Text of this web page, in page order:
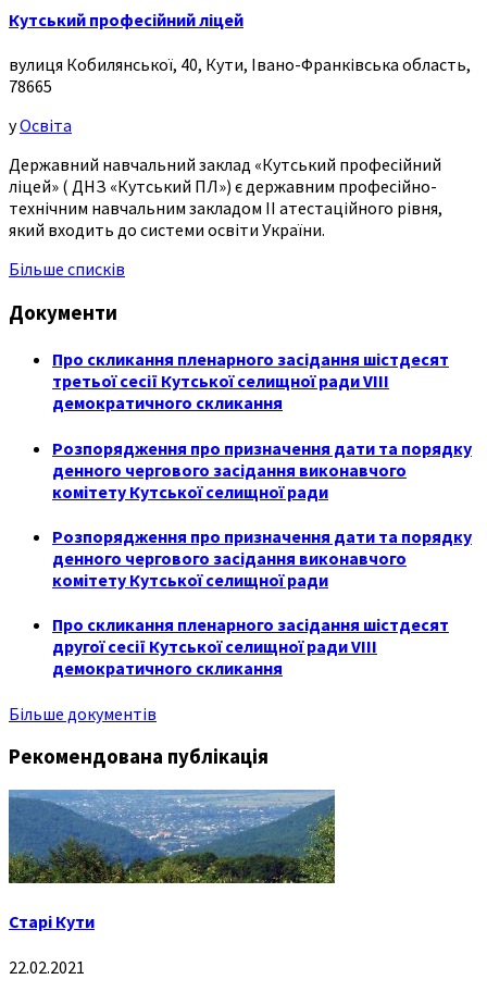
Кутський професійний ліцей
вулиця Кобилянської, 40, Кути, Івано-Франківська область,
78665
уОсвіта
Державний навчальний заклад «Кутський професійний
ліцей» ( ДНЗ «Кутський ПЛ») є державним професійно-
технічним навчальним закладом ІІ атестаційного рівня,
який входить до системи освіти України.
Більше списків
Документи
Про скликання пленарного засідання шістдесят
третьої сесії Кутської селищної ради VIII
демократичного скликання
Розпорядження про призначення дати та порядку
денного чергового засідання виконавчого
комітету Кутської селищної ради
Розпорядження про призначення дати та порядку
денного чергового засідання виконавчого
комітету Кутської селищної ради
Про скликання пленарного засідання шістдесят
другої сесії Кутської селищної ради VIII
демократичного скликання
Більше документів
Рекомендована публікація
Старі Кути
22.02.2021